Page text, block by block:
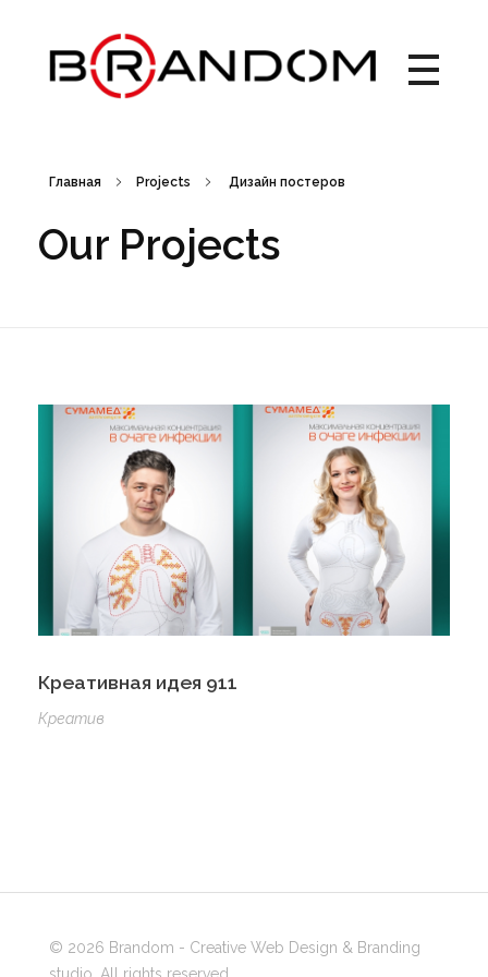
Главная Projects Дизайн постеров
Our Projects
Креативная идея 911
Креатив
© 2026 Brandom - Creative Web Design & Branding
studio. All rights reserved.